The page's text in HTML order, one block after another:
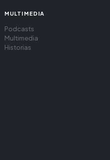
MULTIMEDIA
Podcasts
Multimedia
Historias